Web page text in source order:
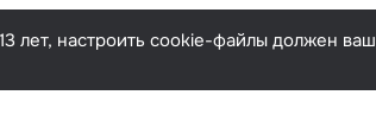
Русский
лет, настроить cookie-файлы должен ваш